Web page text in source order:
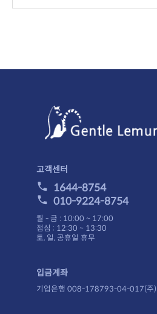
고객센터
1644-8754
010-9224-8754
월 - 금 : 10:00 ~ 17:00
점심 : 12:30 ~ 13:30
토, 일, 공휴일 휴무
입금계좌
기업은행 008-178793-04-017(주)